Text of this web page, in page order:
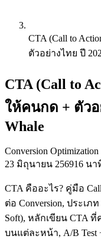
CTA (Call to
ตัวอย่างไทย ปี
CTA (Call to
ให้คนกด + ตัวอ
Whale
Conversion Optimization
23 มิถุนายน 256916 น
CTA คืออะไร? คู่มือ
ต่อ Conversion, ประเภท
Soft), หลักเขียน CTA
บนแต่ละหน้า, A/B Test